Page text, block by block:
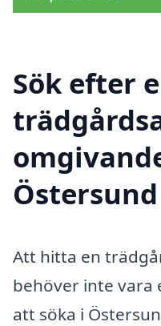
Sök efter
Östersund
Att hitta en
behöver inte vara
att söka i